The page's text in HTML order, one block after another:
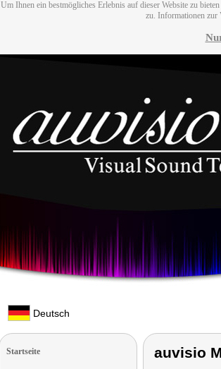
Um Ihnen ein bestmögliches Erlebnis auf dieser Website zu
zu. Informationen zur
Deutsch
Startseite auvisio